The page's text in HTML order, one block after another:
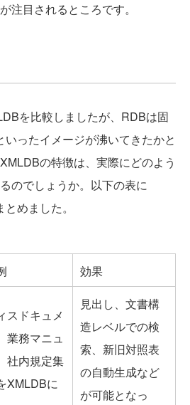
注目されるところです。
を比較しましたが、RDBは固
ったイメージが沸いてきたかと
の特徴は、実際にどのよう
のでしょうか。以下の表に
めました。
効果
スドキュメ
業務マニュ
社内規定集
XMLDBに
見出し、文書構
造レベルでの検
索、新旧対照表
の自動生成など
が可能となっ